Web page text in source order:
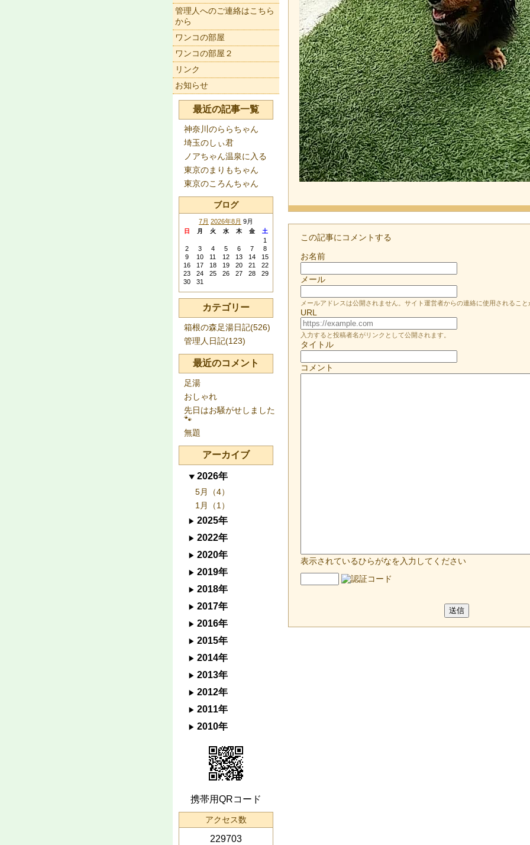
この記事にコメントする
お名前
メール
メールアドレスは公開されません。サイト運営者からの連絡に使用されるこ
URL
入力すると投稿者名がリンクとして公開されます。
タイトル
コメント
表示されているひらがなを入力してください
管理人へのご連絡はこちら
から
ワンコの部屋
ワンコの部屋２
リンク
お知らせ
最近の記事一覧
神奈川のららちゃん
埼玉のしぃ君
ノアちゃん温泉に入る
東京のまりもちゃん
東京のころんちゃん
ブログ
7月 2026年8月 9月
日 月 火 水 木 金 土
1
2
3 4 5 6 7
8
9
10 11 12 13 14
15
16
17 18 19 20 21
22
23
24 25 26 27 28
29
30
31
カテゴリー
箱根の森足湯日記(526)
管理人日記(123)
最近のコメント
足湯
おしゃれ
先日はお騒がせしました
🐾
無題
アーカイブ
2026年
5月（4）
1月（1）
2025年
2022年
2020年
2019年
2018年
2017年
2016年
2015年
2014年
2013年
2012年
2011年
2010年
携帯用QRコード
アクセス数
229703